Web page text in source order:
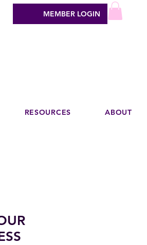
MEMBER LOGIN
RESOURCES ABOUT